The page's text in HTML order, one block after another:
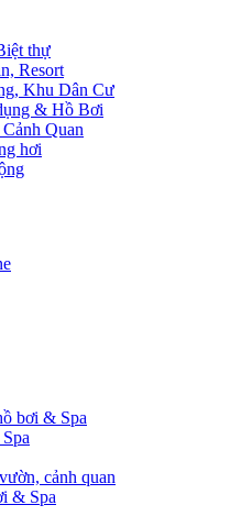
thự
Resort
Khu Dân Cư
& Hồ Bơi
Quan
hơi
bơi & Spa
cảnh quan
& Spa